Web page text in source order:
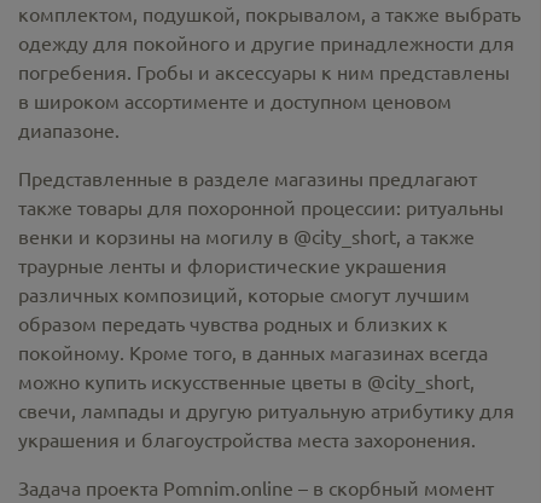
комплектом, подушкой, покрывалом, а также выбрать
одежду для покойного и другие принадлежности для
погребения. Гробы и аксессуары к ним представлены
в широком ассортименте и доступном ценовом
диапазоне.
Представленные в разделе магазины предлагают
также товары для похоронной процессии: ритуальны
венки и корзины на могилу в @city_short, а также
траурные ленты и флористические украшения
различных композиций, которые смогут лучшим
образом передать чувства родных и близких к
покойному. Кроме того, в данных магазинах всегда
можно купить искусственные цветы в @city_short,
свечи, лампады и другую ритуальную атрибутику для
украшения и благоустройства места захоронения.
Задача проекта Pomnim.online – в скорбный момент